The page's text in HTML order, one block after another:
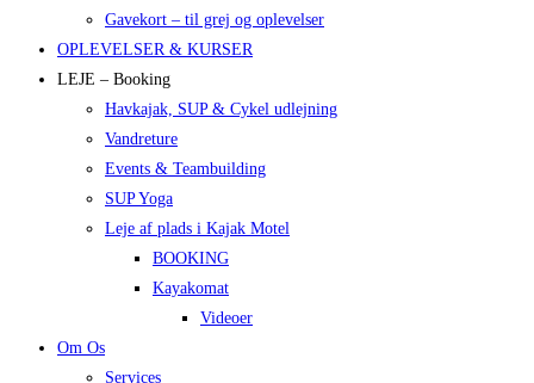
Gavekort – til grej og oplevelser
OPLEVELSER & KURSER
LEJE – Booking
Havkajak, SUP & Cykel udlejning
Vandreture
Events & Teambuilding
SUP Yoga
Leje af plads i Kajak Motel
BOOKING
Kayakomat
Videoer
Om Os
Services